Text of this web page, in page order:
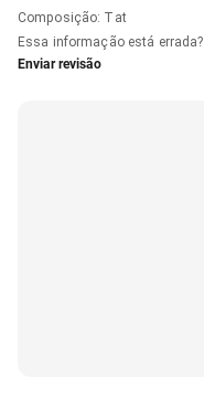
Composição: Tat
Essa informação está errada?
Enviar revisão